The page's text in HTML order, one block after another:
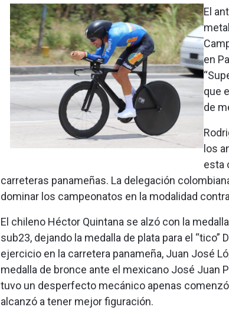
El
en
que
de
los
esta
carreteras panameñas. La delegación
dominar los campeonatos en la modalidad
El chileno Héctor Quintana se alzó con la
sub23, dejando la medalla de plata para el “tico”
ejercicio en la carretera panameña, Juan José
medalla de bronce ante el mexicano José Juan
tuvo un desperfecto mecánico apenas
alcanzó a tener mejor figuración.